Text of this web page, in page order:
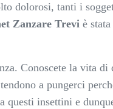
dolorosi, tanti i
Zanzare Trevi è
Conoscete la vita di
a pungerci
insettini e